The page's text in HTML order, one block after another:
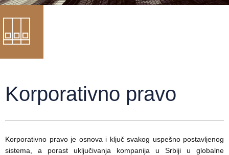
Korporativno pravo
Korporativno pravo je osnova i ključ svakog uspešno postavljenog
sistema, a porast uključivanja kompanija u Srbiji u globalne